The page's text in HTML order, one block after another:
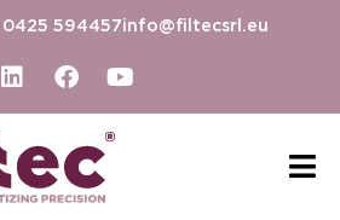
0425 594457info@filtecsrl.eu